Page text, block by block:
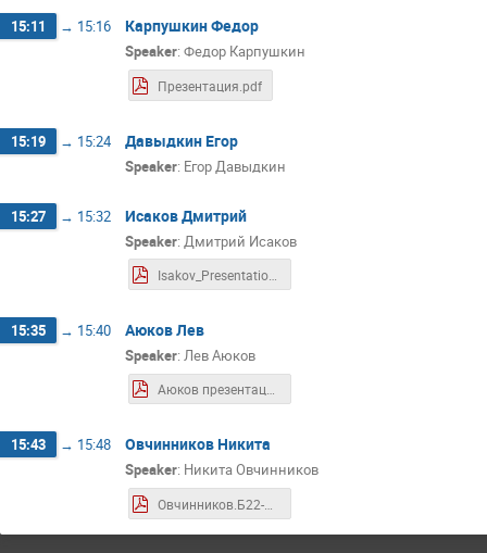
15:11 → 15:16 Карпушкин Федор
Speaker: Федор Карпушкин
Презентация.pdf
15:19 → 15:24 Давыдкин Егор
Speaker: Егор Давыдкин
15:27 → 15:32 Исаков Дмитрий
Speaker: Дмитрий Исаков
Isakov_Presentation1.pdf
15:35 → 15:40 Аюков Лев
Speaker: Лев Аюков
Аюков презентация.pdf
15:43 → 15:48 Овчинников Никита
Speaker: Никита Овчинников
Овчинников.Б22-104.Презентация7с.pdf